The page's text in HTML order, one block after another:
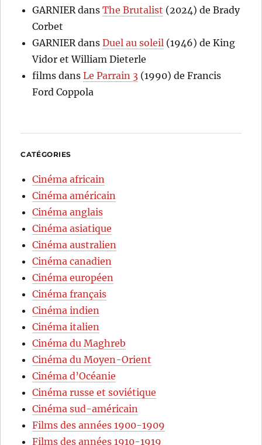
GARNIER dansThe Brutalist (2024) de Brady
Corbet
GARNIER dansDuel au soleil (1946) de King
Vidor et William Dieterle
films dansLe Parrain 3 (1990) de Francis
Ford Coppola
CATÉGORIES
Cinéma africain
Cinéma américain
Cinéma anglais
Cinéma asiatique
Cinéma australien
Cinéma canadien
Cinéma européen
Cinéma français
Cinéma indien
Cinéma italien
Cinéma du Maghreb
Cinéma du Moyen-Orient
Cinéma d’Océanie
Cinéma russe et soviétique
Cinéma sud-américain
Films des années 1900-1909
Films des années 1910-1919